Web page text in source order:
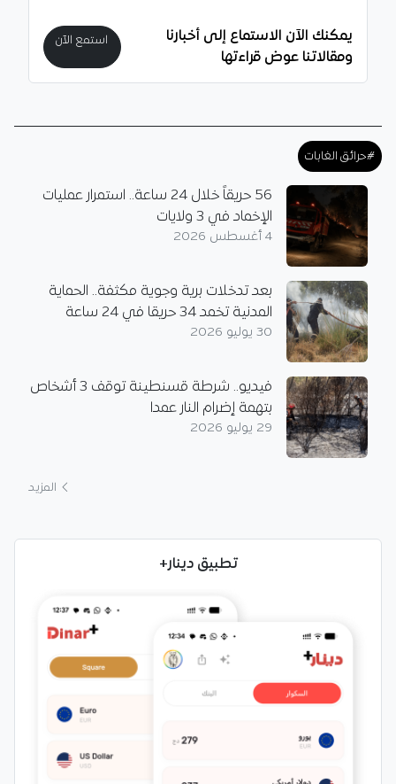
يمكنك الآن الاستماع إلى أخبارنا
ومقالاتنا عوض قراءتها
استمع الآن
#حرائق الغابات
56 حريقاً خلال 24 ساعة.. استمرار عمليات
الإخماد في 3 ولايات
4 أغسطس 2026
بعد تدخلات برية وجوية مكثفة.. الحماية
المدنية تخمد 34 حريقا في 24 ساعة
30 يوليو 2026
فيديو.. شرطة قسنطينة توقف 3 أشخاص
بتهمة إضرام النار عمدا
29 يوليو 2026
المزيد
تطبيق دينار+